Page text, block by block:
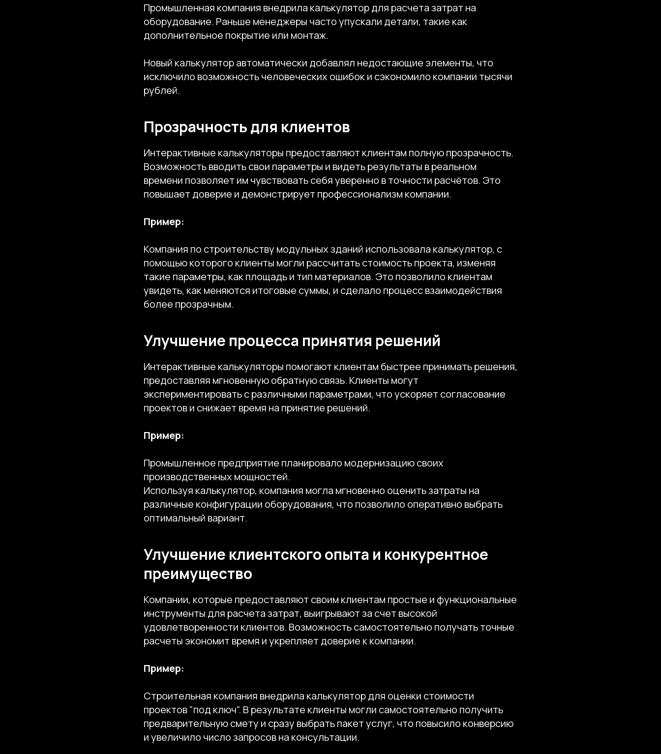
Промышленная компания внедрила калькулятор для расчета затрат на
оборудование. Раньше менеджеры часто упускали детали, такие как
дополнительное покрытие или монтаж.
Новый калькулятор автоматически добавлял недостающие элементы, что
исключило возможность человеческих ошибок и сэкономило компании тысячи
рублей.
Прозрачность для клиентов
Интерактивные калькуляторы предоставляют клиентам полную прозрачность.
Возможность вводить свои параметры и видеть результаты в реальном
времени позволяет им чувствовать себя уверенно в точности расчётов. Это
повышает доверие и демонстрирует профессионализм компании.
Пример:
Компания по строительству модульных зданий использовала калькулятор, с
помощью которого клиенты могли рассчитать стоимость проекта, изменяя
такие параметры, как площадь и тип материалов. Это позволило клиентам
увидеть, как меняются итоговые суммы, и сделало процесс взаимодействия
более прозрачным.
Улучшение процесса принятия решений
Интерактивные калькуляторы помогают клиентам быстрее принимать решения,
предоставляя мгновенную обратную связь. Клиенты могут
экспериментировать с различными параметрами, что ускоряет согласование
проектов и снижает время на принятие решений.
Пример:
Промышленное предприятие планировало модернизацию своих
производственных мощностей.
Используя калькулятор, компания могла мгновенно оценить затраты на
различные конфигурации оборудования, что позволило оперативно выбрать
оптимальный вариант.
Улучшение клиентского опыта и конкурентное
преимущество
Компании, которые предоставляют своим клиентам простые и функциональные
инструменты для расчета затрат, выигрывают за счет высокой
удовлетворенности клиентов. Возможность самостоятельно получать точные
расчеты экономит время и укрепляет доверие к компании.
Пример:
Строительная компания внедрила калькулятор для оценки стоимости
проектов "под ключ". В результате клиенты могли самостоятельно получить
предварительную смету и сразу выбрать пакет услуг, что повысило конверсию
и увеличило число запросов на консультации.